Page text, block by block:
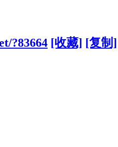
?83664 [收藏] [复制]